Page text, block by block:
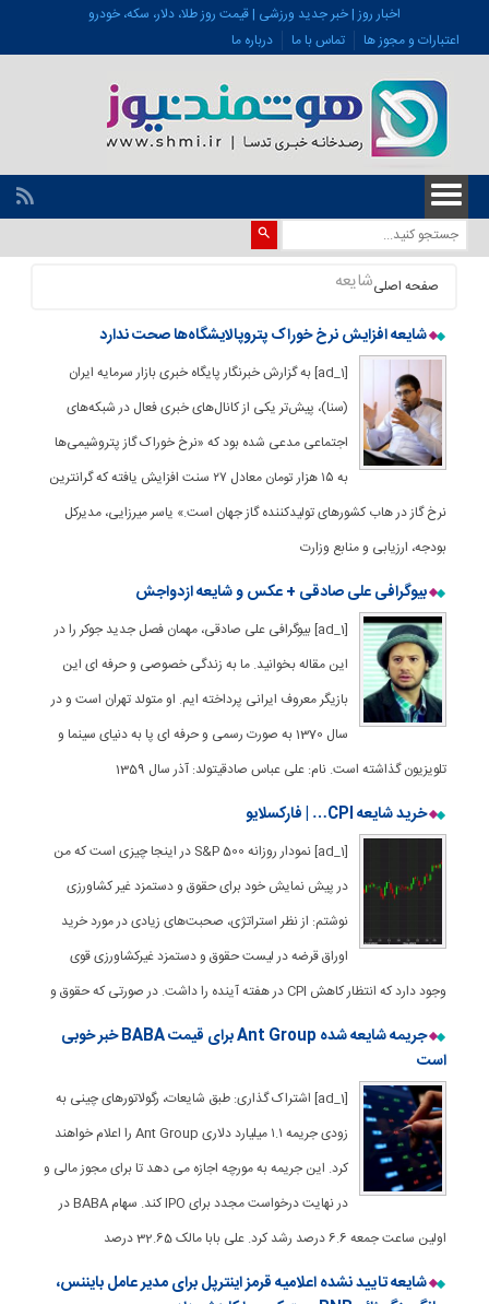
اخبار روز | خبر جدید ورزشی | قیمت روز طلا، دلار، سکه، خودرو
اعتبارات و مجوز ها
تماس با ما درباره ما
صفحه اصلیشایعه
شایعه افزایش نرخ خوراک پتروپالایشگاه‌ها صحت ندارد
[ad_1] به گزارش خبرنگار پایگاه خبری بازار سرمایه ایران
(سنا)، پیش‌تر یکی از کانال‌های خبری فعال در شبکه‌های
اجتماعی مدعی شده بود که «نرخ خوراک گاز پتروشیمی‌ها
به ۱۵ هزار تومان معادل ۲۷ سنت افزایش یافته که گرانترین
نرخ گاز در هاب کشورهای تولیدکننده گاز جهان است.» یاسر میرزایی، مدیرکل
بودجه، ارزیابی و منابع وزارت
بیوگرافی علی صادقی + عکس و شایعه ازدواجش
[ad_1] بیوگرافی علی صادقی، مهمان فصل جدید جوکر را در
این مقاله بخوانید. ما به زندگی خصوصی و حرفه ای این
بازیگر معروف ایرانی پرداخته ایم. او متولد تهران است و در
سال 1370 به صورت رسمی و حرفه ای پا به دنیای سینما و
تلویزیون گذاشته است. نام: علی عباس صادقیتولد: آذر سال 1359
خرید شایعه CPI… | فارکسلایو
[ad_1] نمودار روزانه S&P 500 در اینجا چیزی است که من
در پیش نمایش خود برای حقوق و دستمزد غیر کشاورزی
نوشتم: از نظر استراتژی، صحبت‌های زیادی در مورد خرید
اوراق قرضه در لیست حقوق و دستمزد غیرکشاورزی قوی
وجود دارد که انتظار کاهش CPI در هفته آینده را داشت. در صورتی که حقوق و
جریمه شایعه شده Ant Group برای قیمت BABA خبر خوبی
است
[ad_1] اشتراک گذاری: طبق شایعات، رگولاتورهای چینی به
زودی جریمه ۱.۱ میلیارد دلاری Ant Group را اعلام خواهند
کرد. این جریمه به مورچه اجازه می دهد تا برای مجوز مالی و
در نهایت درخواست مجدد برای IPO کند. سهام BABA در
اولین ساعت جمعه 6.6 درصد رشد کرد. علی بابا مالک 32.65 درصد
شایعه تایید نشده اعلامیه قرمز اینترپل برای مدیر عامل بایننس،